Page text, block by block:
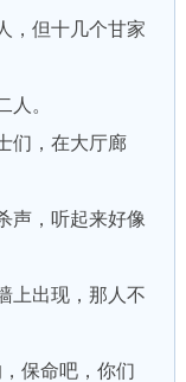
但十几个甘家
。
，在大厅廊
，听起来好像
出现，那人不
保命吧，你们